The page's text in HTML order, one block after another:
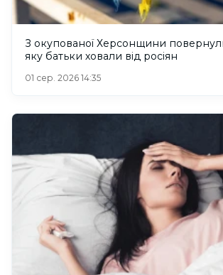
З окупованої Херсонщини
яку батьки ховали від росіян
01 сер. 2026 14:35